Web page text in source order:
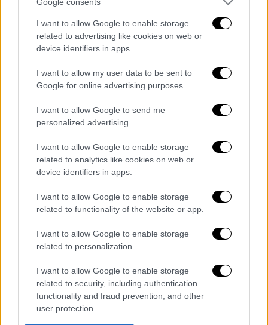
I want to allow Google to enable storage
related to advertising like cookies on web or
device identifiers in apps.
I want to allow my user data to be sent to
Google for online advertising purposes.
I want to allow Google to send me
personalized advertising.
I want to allow Google to enable storage
related to analytics like cookies on web or
device identifiers in apps.
I want to allow Google to enable storage
related to functionality of the website or app.
I want to allow Google to enable storage
related to personalization.
I want to allow Google to enable storage
related to security, including authentication
functionality and fraud prevention, and other
user protection.
συνεδρίασης της Επιτροπής Ποιότητας
Ζωής, δήλωσε σε δημοσιογράφους ότι θα
υπάρξει θεαματική βελτίωση στον φωτισμό
του οδικού δικτύουτης Κεντρικής
Μακεδονίας, διότι, όπως επισήμανε, οι
παρεμβάσεις που θα γίνουν θα προκύψουν
απαραίτητο σχεδιασμό των υπηρεσιών για
τα επόμενα χρόνια. Αυτό, κατά τον ίδιο,
σημαίνει και ενίσχυση της οδικής
ασφάλειας.
σταδιακά συντηρήσεις από την Περιφέρεια
στον υφιστάμενο φωτισμό με κονδύλια από
το Πρόγραμμα Δημοσίων Επενδύσεων (ΠΔΕ),
καθώς συχνά είναι και τα φαινόμενα της
επικίνδυνο για την ασφάλεια των οδηγών
κατά τις νυχτερινές ώρες.